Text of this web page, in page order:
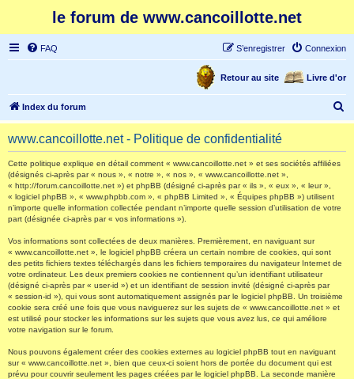
le forum de www.cancoillotte.net
FAQ Connexion
S’enregistrer
Livre d'or
Retour au site
Index du forum
e
www.cancoillotte.net - Politique de confidentialité
Cette politique explique en détail comment « www.cancoillotte.net » et ses sociétés affiliées
(désignés ci-après par « nous », « notre », « nos », « www.cancoillotte.net »,
« http://forum.cancoillotte.net ») et phpBB (désigné ci-après par « ils », « eux », « leur »,
« logiciel phpBB », « www.phpbb.com », « phpBB Limited », « Équipes phpBB ») utilisent
n’importe quelle information collectée pendant n’importe quelle session d’utilisation de votre
part (désignée ci-après par « vos informations »).
Vos informations sont collectées de deux manières. Premièrement, en naviguant sur
« www.cancoillotte.net », le logiciel phpBB créera un certain nombre de cookies, qui sont
des petits fichiers textes téléchargés dans les fichiers temporaires du navigateur Internet de
votre ordinateur. Les deux premiers cookies ne contiennent qu’un identifiant utilisateur
(désigné ci-après par « user-id ») et un identifiant de session invité (désigné ci-après par
« session-id »), qui vous sont automatiquement assignés par le logiciel phpBB. Un troisième
cookie sera créé une fois que vous naviguerez sur les sujets de « www.cancoillotte.net » et
est utilisé pour stocker les informations sur les sujets que vous avez lus, ce qui améliore
votre navigation sur le forum.
Nous pouvons également créer des cookies externes au logiciel phpBB tout en naviguant
sur « www.cancoillotte.net », bien que ceux-ci soient hors de portée du document qui est
prévu pour couvrir seulement les pages créées par le logiciel phpBB. La seconde manière